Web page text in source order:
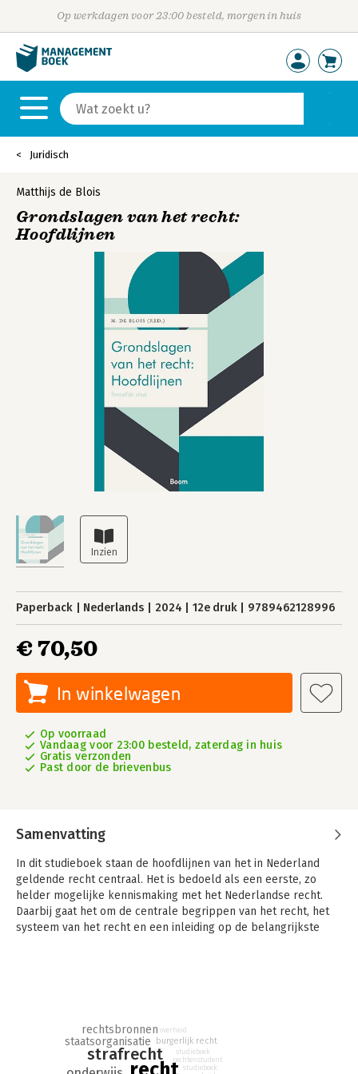
Op werkdagen voor 23:00 besteld, morgen in huis
Juridisch
Matthijs de Blois
Grondslagen van het recht:
Hoofdlijnen
Paperback Nederlands 2024 12e druk 9789462128996
€ 70,50
In winkelwagen
Op voorraad
Vandaag voor 23:00 besteld, zaterdag in huis
Gratis verzonden
Past door de brievenbus
Samenvatting
In dit studieboek staan de hoofdlijnen van het in Nederland
geldende recht centraal. Het is bedoeld als een eerste, zo
helder mogelijke kennismaking met het Nederlandse recht.
Daarbij gaat het om de centrale begrippen van het recht, het
systeem van het recht en een inleiding op de belangrijkste
uit van de serie Grondslagen van het recht, die bedoeld is voor
rechtenstudenten in het eerste jaar van hun bachelorstudie. De
serie bestaat nu uit twee delen, die als zelfstandige boeken
strafrecht
staatsorganisatie
rechtsbronnen
burgerlijk recht
studieboek
overheid
rechtenstudent
studieboek